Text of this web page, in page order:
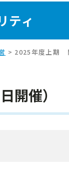
ティ
> 2025年度上期
催）